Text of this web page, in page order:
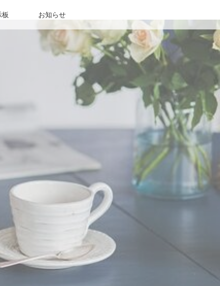
お知らせ